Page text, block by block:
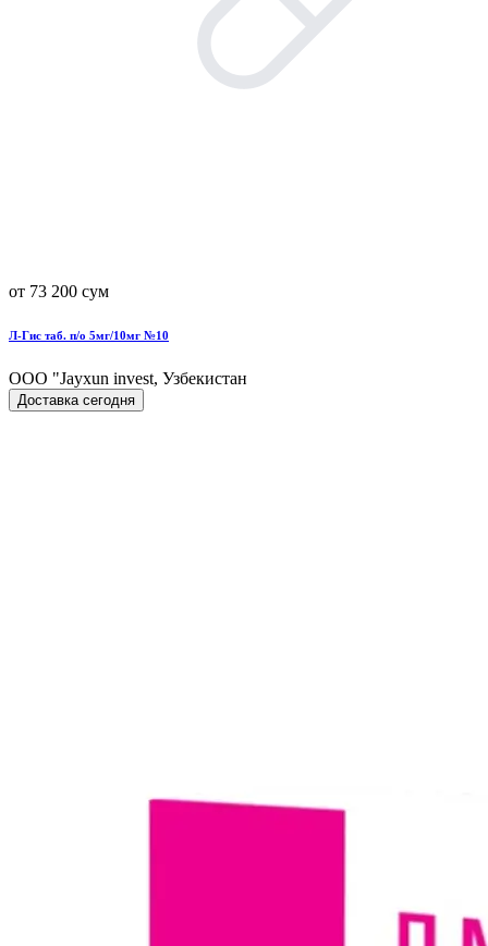
от 73 200 сум
Л-Гис таб. п/о 5мг/10мг №10
OOO "Jayxun invest, Узбекистан
Доставка сегодня